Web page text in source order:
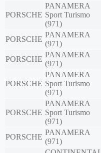
PORSCHE
PANAMERA
Sport Turismo
(971)
PORSCHE
PANAMERA
(971)
PORSCHE
PANAMERA
(971)
PORSCHE
PANAMERA
Sport Turismo
(971)
PORSCHE
PANAMERA
Sport Turismo
(971)
PORSCHE
PANAMERA
(971)